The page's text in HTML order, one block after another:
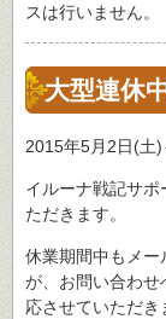
スは行いません。
大型連休
2015年5月2日(土
イルーナ戦記サ
ただきます。
休業期間中もメー
が、お問い合わ
応させていただき